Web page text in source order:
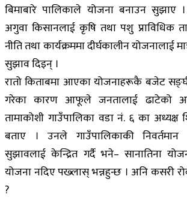
बिमाबारे पालिकाले योजना बनाउन सुझाए
अगुवा किसानलाई कृषि तथा पशु प्राविधिक
नीति तथा कार्यक्रममा दीर्घकालीन योजनालाई
सुझाव दिइन् ।
रातो किताबमा आएका योजनाहरूकै बजेट
गरेका कारण आफूले जनतालाई ढाटेको
तामाकोशी गाउँपालिका वडा नं. ६ का अध्यक्ष
बताए । उनले गाउँपालिकाकी निवर्तमान
सुझावलाई केन्द्रित गर्दै भने– सानातिना
योजना नदिए पख्लास् भन्नहुन्छ । अनि कसरी
?